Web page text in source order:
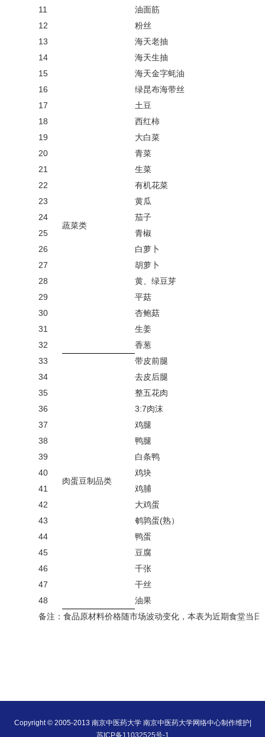
11
油面筋
12
粉丝
13
海天老抽
14
海天生抽
15
海天金字蚝油
16
绿昆布海带丝
17
蔬菜类
土豆
18
西红柿
19
大白菜
20
青菜
21
生菜
22
有机花菜
23
黄瓜
24
茄子
25
青椒
26
白萝卜
27
胡萝卜
28
黄、绿豆芽
29
平菇
30
杏鲍菇
31
生姜
32
香葱
33
肉蛋豆制品类
带皮前腿
34
去皮后腿
35
整五花肉
36
3:7肉沫
37
鸡腿
38
鸭腿
39
白条鸭
40
鸡块
41
鸡脯
42
大鸡蛋
43
鹌鹑蛋(熟）
44
鸭蛋
45
豆腐
46
千张
47
干丝
48
油果
备注：食品原材料价格随市场波动变化，本表为近期食堂当
Copyright © 2005-2013 南京中医药大学 南京中医药大学网络中心制作维护|
苏ICP备11032525号-1